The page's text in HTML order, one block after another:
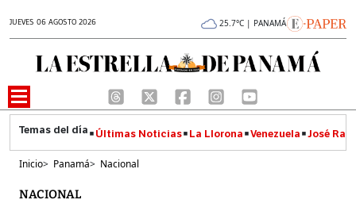
JUEVES 06 AGOSTO 2026 25.7°C | PANAMÁ
Últimas Noticias La Llorona Venezuela José
Inicio> Panamá> Nacional
NACIONAL